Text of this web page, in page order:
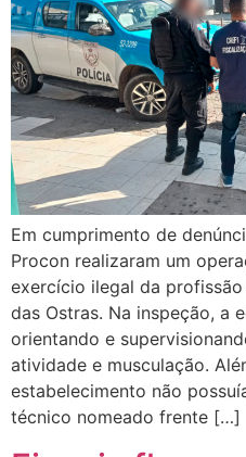
Em cumprimento de
Procon realizaram um
exercício ilegal da
das Ostras. Na inspeção, a
orientando e
atividade e musculação.
estabelecimento não
técnico nomeado frente […]